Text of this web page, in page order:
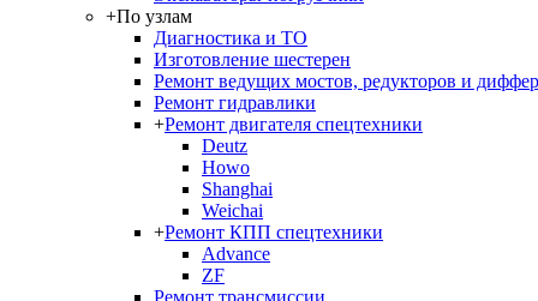
+По узлам
Диагностика и ТО
Изготовление шестерен
Ремонт ведущих мостов, редукторов и
Ремонт гидравлики
+Ремонт двигателя спецтехники
Deutz
Howo
Shanghai
Weichai
+Ремонт КПП спецтехники
Advance
ZF
Ремонт трансмиссии